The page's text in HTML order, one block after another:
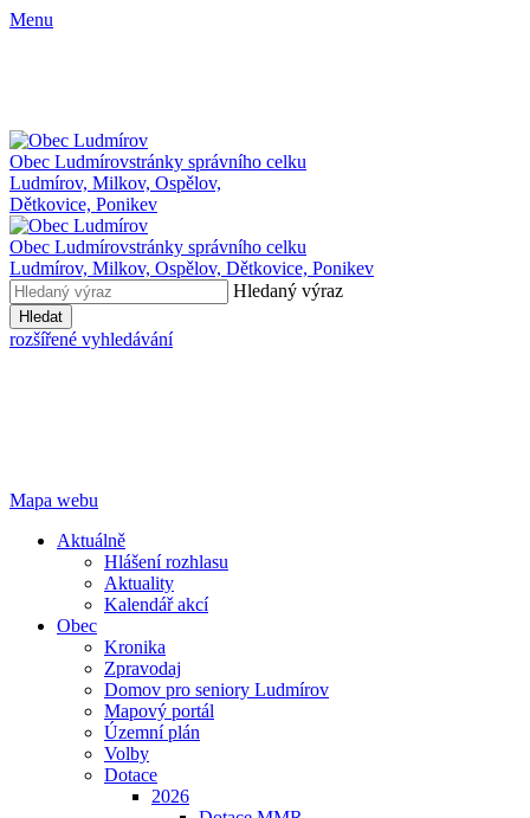
Menu
Obec Ludmírovstránky správního celku
Ludmírov, Milkov, Ospělov,
Dětkovice, Ponikev
Obec Ludmírovstránky správního celku
Ludmírov, Milkov, Ospělov, Dětkovice, Ponikev
Hledaný výraz
Hledat
rozšířené vyhledávání
Mapa webu
Aktuálně
Hlášení rozhlasu
Aktuality
Kalendář akcí
Obec
Kronika
Zpravodaj
Domov pro seniory Ludmírov
Mapový portál
Územní plán
Volby
Dotace
2026